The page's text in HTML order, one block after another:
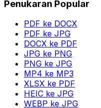
Penukaran Popular
PDF ke DOCX
PDF ke JPG
DOCX ke PDF
JPG ke PNG
PNG ke JPG
MP4 ke MP3
XLSX ke PDF
HEIC ke JPG
WEBP ke JPG